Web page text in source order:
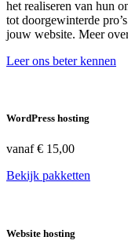
het realiseren van hun
tot doorgewinterde
jouw website. Meer
Leer ons beter kennen
WordPress hosting
vanaf€ 15,00
Bekijk pakketten
Website hosting